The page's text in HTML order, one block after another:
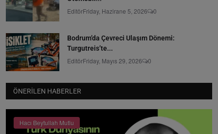
EditörFriday, Hazirane 5, 2026 0
Bodrum’da Çevreci Ulaşım Dönemi:
Turgutreis’te...
EditörFriday, Mayıs 29, 2026 0
ÖNERILEN HABERLER
Hacı Beytullah Mutlu